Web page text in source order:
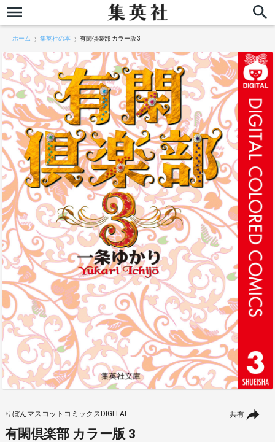
ホーム 集英社の本 有閑倶楽部 カラー版 3
共有
りぼんマスコットコミックスDIGITAL
有閑倶楽部 カラー版 3